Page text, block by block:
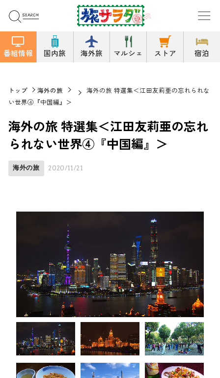
番組情報 国内旅 海外旅 マルシェ ストア 宿泊
トップ 海外の旅
海外の旅 特選集＜江田友莉亜の忘れられな
い世界④『中国編』＞
海外の旅 特選集＜江田友莉亜の忘れ
られない世界④『中国編』＞
海外の旅 2020/11/21